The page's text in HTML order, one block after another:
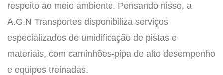
respeito ao meio ambiente. Pensando nisso, a
A.G.N Transportes disponibiliza serviços
especializados de umidificação de pistas e
materiais, com caminhões-pipa de alto desempenho
e equipes treinadas.